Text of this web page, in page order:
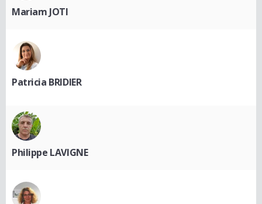
Mariam JOTI
Patricia BRIDIER
Philippe LAVIGNE